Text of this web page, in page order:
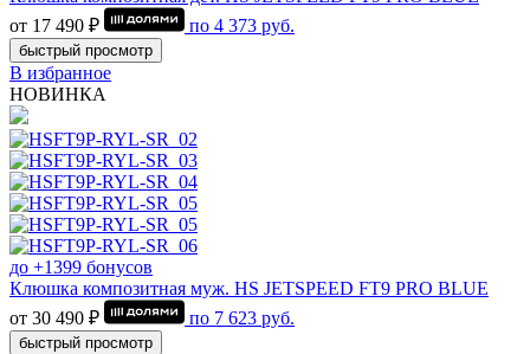
от 17 490 ₽
по 4 373 руб.
быстрый просмотр
В избранное
НОВИНКА
до +1399 бонусов
Клюшка композитная муж. HS JETSPEED FT9 PRO BLUE
от 30 490 ₽
по 7 623 руб.
быстрый просмотр